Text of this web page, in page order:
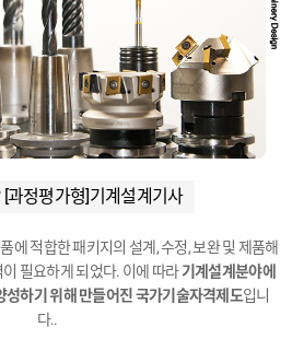
[과정평가형]기계설계기사
에 적합한 패키지의 설계, 수정, 보완 및 제품해
필요하게 되었다. 이에 따라기계설계분야에
성하기 위해 만들어진 국가기술자격제도입니
다..